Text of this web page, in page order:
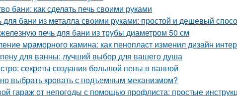
бани: как сделать печь своими руками
для бани из металла своими руками: простой и дешевый
печь для бани из трубы диаметром 50 см
мраморного камина: как пенопласт изменил дизайн
для ванны: лучший выбор для вашего душа
секреты создания большой пены в ванной
выбрать кровать с подъемным механизмом?
гараж от непогоды с помощью профлиста: простые